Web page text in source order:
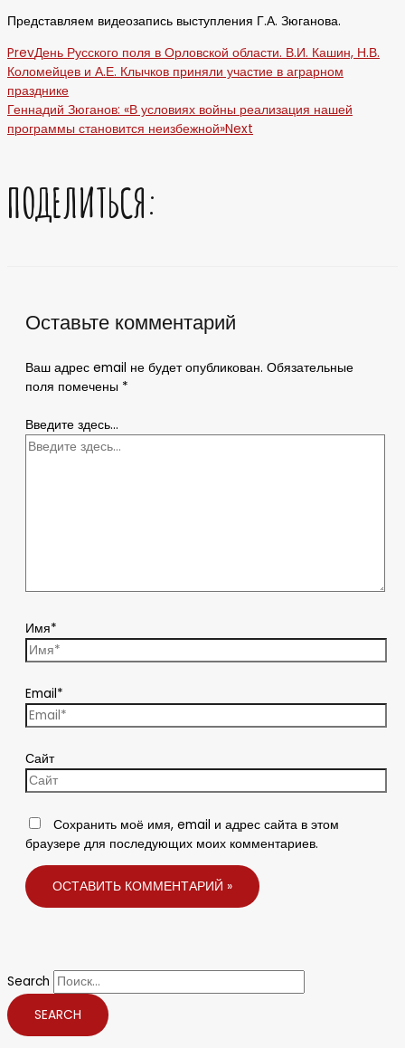
Представляем видеозапись выступления Г.А. Зюганова.
PrevДень Русского поля в Орловской области. В.И. Кашин, Н.В.
Коломейцев и А.Е. Клычков приняли участие в аграрном
празднике
Геннадий Зюганов: «В условиях войны реализация нашей
программы становится неизбежной»Next
ПОДЕЛИТЬСЯ:
Оставьте комментарий
Ваш адрес email не будет опубликован. Обязательные
поля помечены *
Введите здесь...
Имя*
Email*
Сайт
Сохранить моё имя, email и адрес сайта в этом
браузере для последующих моих комментариев.
Search
SEARCH